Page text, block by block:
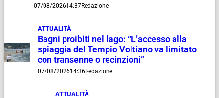
07/08/202614:37Redazione
ATTUALITÀ
Bagni proibiti nel lago: “L’accesso alla
spiaggia del Tempio Voltiano va limitato
con transenne o recinzioni”
07/08/202614:36Redazione
ATTUALITÀ